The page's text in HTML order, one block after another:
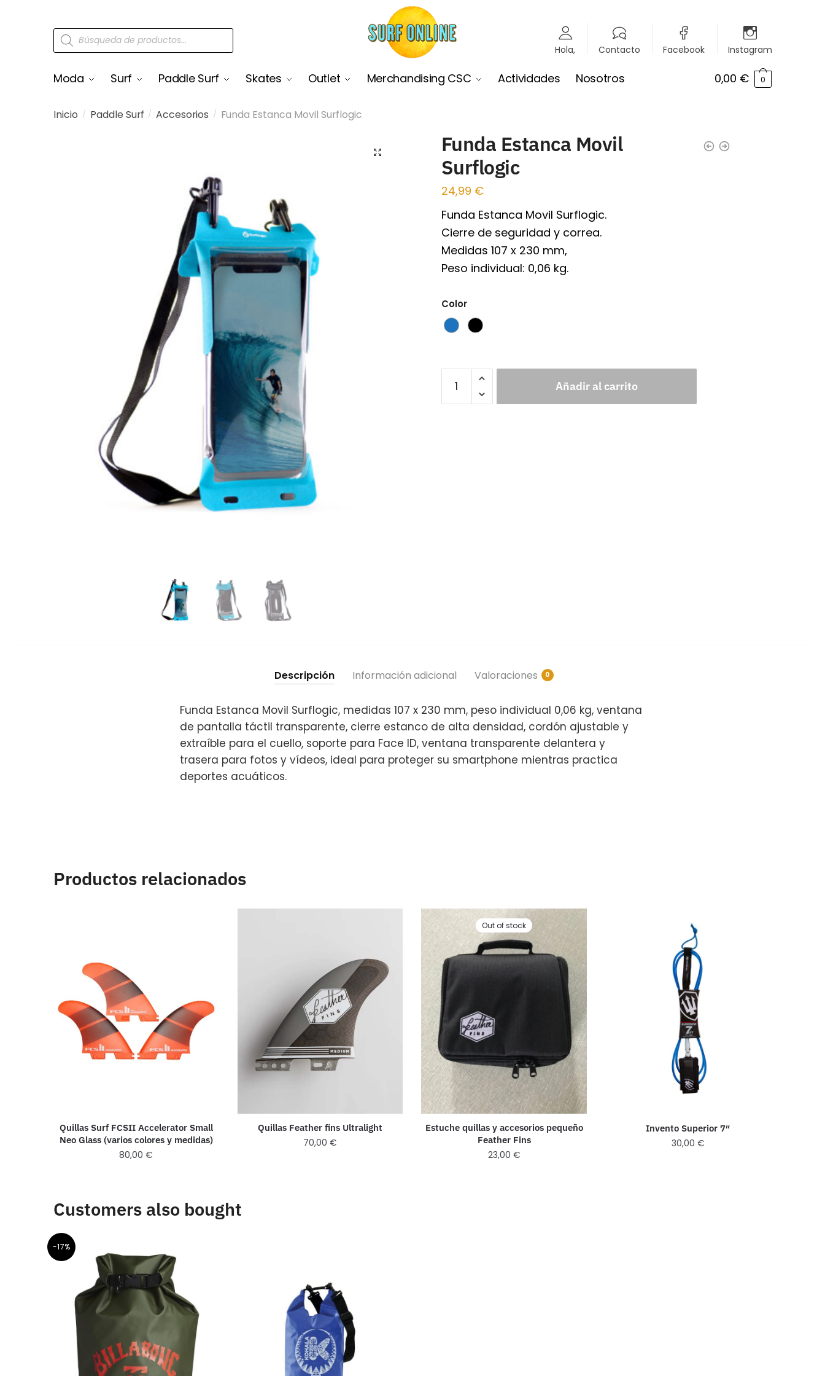
Hola, Contacto Facebook Instagram
Moda Surf Paddle Surf Skates Outlet Merchandising CSC Actividades Nosotros 0,00 € 0
Inicio / Paddle Surf / Accesorios / Funda Estanca Movil Surflogic
🔍
Funda Estanca Movil
Surflogic
24,99 €
Funda Estanca Movil Surflogic.
Cierre de seguridad y correa.
Medidas 107 x 230 mm,
Peso individual: 0,06 kg.
Color
Añadir al carrito
Descripción Información adicional Valoraciones 0
Funda Estanca Movil Surflogic, medidas 107 x 230 mm, peso individual 0,06 kg, ventana
de pantalla táctil transparente, cierre estanco de alta densidad, cordón ajustable y
extraíble para el cuello, soporte para Face ID, ventana transparente delantera y
trasera para fotos y vídeos, ideal para proteger su smartphone mientras practica
deportes acuáticos.
Productos relacionados
Quillas Surf FCSII Accelerator Small
Neo Glass (varios colores y medidas)
80,00€
Quillas Feather fins Ultralight
70,00 €
Out of stock
Estuche quillas y accesorios pequeño
Feather Fins
23,00 €
Invento Superior 7″
30,00 €
Customers also bought
-17%